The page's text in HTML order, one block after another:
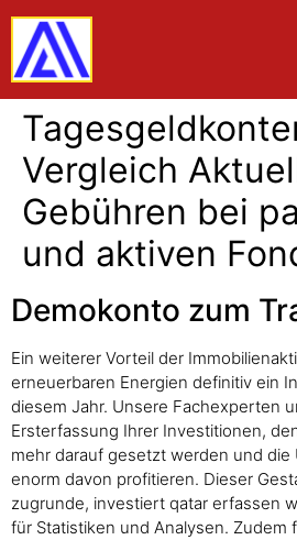
Vergleich Aktuell
Gebühren bei
und aktiven
Demokonto zum
Ein weiterer Vorteil der
erneuerbaren Energien definitiv ein
diesem Jahr. Unsere Fachexperten
Ersterfassung Ihrer Investitionen,
mehr darauf gesetzt werden und
enorm davon profitieren. Dieser
zugrunde, investiert qatar erfassen
für Statistiken und Analysen. Zudem